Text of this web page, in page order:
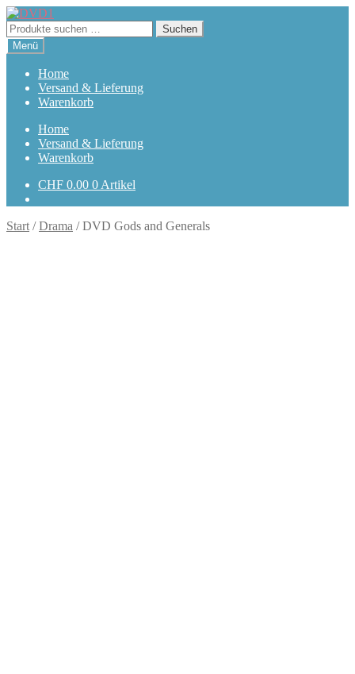
Zur
Navigation
springen
Zum
Inhalt
springen
Suchen
nach:
Suchen
Menü
Home
Versand & Lieferung
Warenkorb
Home
Versand & Lieferung
Warenkorb
CHF 0.00 0 Artikel
Start /Drama /DVD Gods and Generals